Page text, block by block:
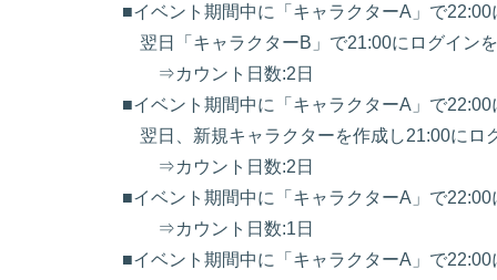
■イベント期間中に「キャラクターA」で
翌日「キャラクターB」で21:00にログインを
⇒カウント日数:2日
■イベント期間中に「キャラクターA」で
翌日、新規キャラクターを作成し21:00にロ
⇒カウント日数:2日
■イベント期間中に「キャラクターA」で
⇒カウント日数:1日
■イベント期間中に「キャラクターA」で